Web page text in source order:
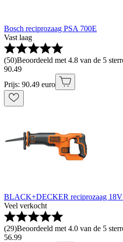
Bosch reciprozaag PSA 700E
Vast laag
(50)Beoordeeld met 4.8 van de 5
90.49
Prijs: 90.49 euro
BLACK+DECKER reciprozaag
Veel verkocht
(29)Beoordeeld met 4.0 van de 5
56.99